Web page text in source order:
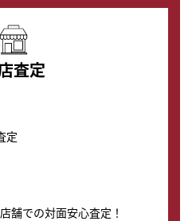
査定
定
舗での対面安心査定！